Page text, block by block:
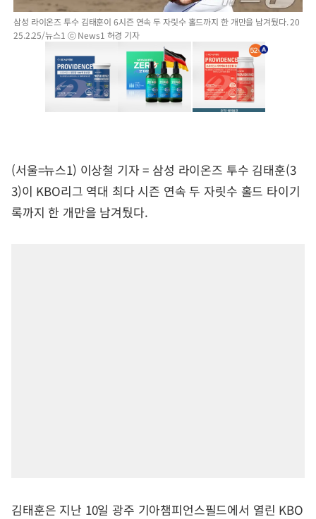
삼성 라이온즈 투수 김태훈이 6시즌 연속 두 자릿수 홀드까지 한 개만을 남겨뒀다. 20
25.2.25/뉴스1 ⓒ News1 허경 기자
(서울=뉴스1) 이상철 기자 = 삼성 라이온즈 투수 김태훈(3
3)이 KBO리그 역대 최다 시즌 연속 두 자릿수 홀드 타이기
록까지 한 개만을 남겨뒀다.
김태훈은 지난 10일 광주 기아챔피언스필드에서 열린 KBO